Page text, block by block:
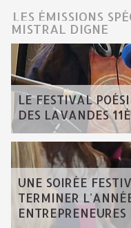
LES ÉMISSIONS
MISTRAL DIGNE
LE FESTIVAL
DES LAVANDES
UNE SOIRÉE
TERMINER